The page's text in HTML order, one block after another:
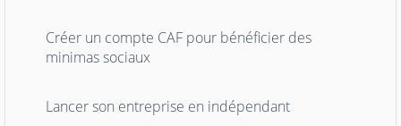
Créer un compte CAF pour bénéficier des
minimas sociaux
Lancer son entreprise en indépendant